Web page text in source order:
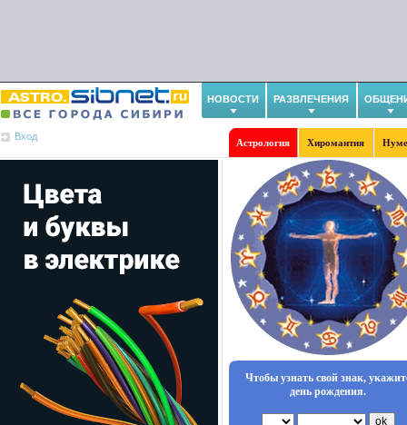
НОВОСТИ РАЗВЛЕЧЕНИЯ
Вход
Астрология Хиромантия
Чтобы узнать свой знак,
день рождения.